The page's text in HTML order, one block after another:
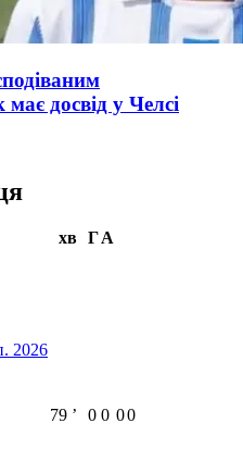
досвід у Челсі
хв ГА
2026
79 ʼ 0 0 00